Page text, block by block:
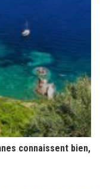
connaissent bien,